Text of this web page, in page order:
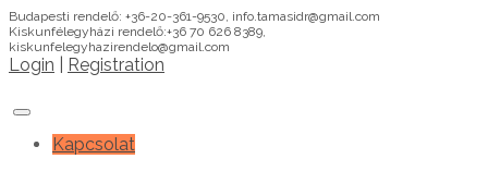
Budapesti rendelő: +36-20-361-9530, info.tamasidr@gmail.com
Kiskunfélegyházi rendelő:+36 70 626 8389,
kiskunfelegyhazirendelo@gmail.com
Login Registration
Kapcsolat